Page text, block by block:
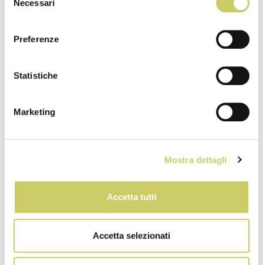
delNecessari
Preferenze
Statistiche
Marketing
Mostra dettagli
Accetta tutti
Accetta selezionati
Grecia, la culla del mito
15 Maggio 2027